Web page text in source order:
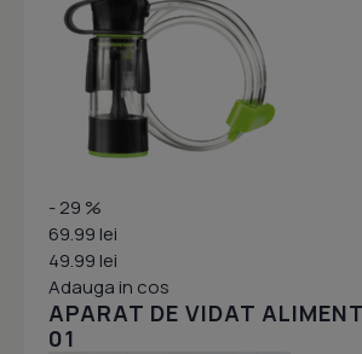
- 29 %
69.99 lei
49.99 lei
Adauga in cos
APARAT DE VIDAT
01